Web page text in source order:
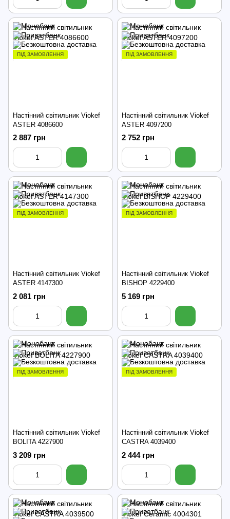
ПІД ЗАМОВЛЕННЯ
Настінний світильник Viokef
ASTER 4086600
2 887 грн
ПІД ЗАМОВЛЕННЯ
Настінний світильник Viokef
ASTER 4097200
2 752 грн
ПІД ЗАМОВЛЕННЯ
Настінний світильник Viokef
ASTER 4147300
2 081 грн
ПІД ЗАМОВЛЕННЯ
Настінний світильник Viokef
BISHOP 4229400
5 169 грн
ПІД ЗАМОВЛЕННЯ
Настінний світильник Viokef
BOLITA 4227900
3 209 грн
ПІД ЗАМОВЛЕННЯ
Настінний світильник Viokef
CASTRA 4039400
2 444 грн